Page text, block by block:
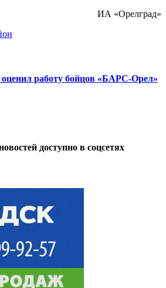
ИА «Орелград»
работу бойцов «БАРС-Орел»
доступно в соцсетях